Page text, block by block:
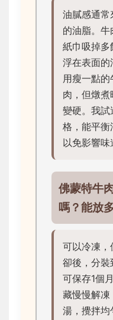
油膩感通常
的油脂。
紙巾吸掉多
浮在表面的
用瘦一點
肉，但燉
變硬。我試
格，能平衡
以免影響味
佛蒙特牛
嗎？能放
可以冷凍，
卻後，分裝
可保存1個
藏慢慢解凍
湯，攪拌均